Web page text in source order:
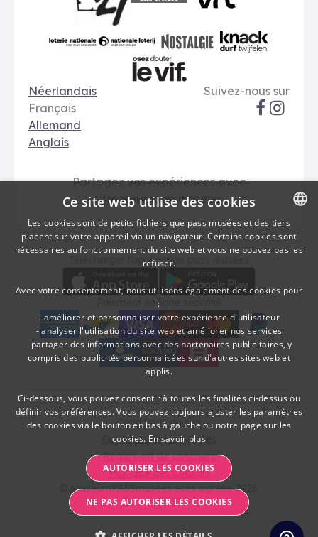
Art 27
Nostalgie
Options de langue
Néerlandais
Français
Allemand
Anglais
Réseaux
Suivez-nous sur
Partagez vos expériences avec
#museumpassmusees
Télécharger
Télécharger l’application pass musées
Moyens de
Paiement en ligne sécurisé
American Express
bancontact
visa
Edenred
mc
paypal
kbc
Sodexo Cultuurcheques
belfius
© museumPASSmusées sces agréée 2026
Conditions du site
Conditions pass musées
Règlement de concours
Politique des cookies
DUTCH
Ce site web utilise des cookies
Les cookies sont de petits fichiers que pass musées et des tiers
placent sur votre appareil via un navigateur. Certains cookies sont
nécessaires au fonctionnement du site web et vous ne pouvez pas les
refuser.
Avec votre consentement, nous utilisons également des cookies pour
:
- améliorer et personnaliser votre expérience d'utilisateur
- analyser l'utilisation du site web et améliorer nos services
- partager des informations avec des partenaires publicitaires, y
compris des publicités personnalisées sur d'autres sites web et
applis.
Ci-dessous, vous pouvez consentir à toutes les finalités ci-dessus ou
définir vos préférences. Vous pouvez toujours ajuster les paramètres
des cookies via le bouton en bas à gauche ou notre page sur les
cookies. En savoir plus
AUTORISER LES COOKIES
NE PAS AUTORISER LES COOKIES